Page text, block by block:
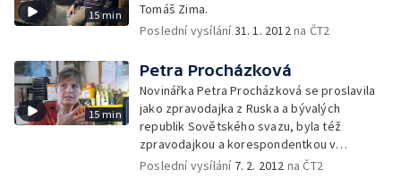
15 min
Tomáš Zima.
Poslední vysílání31. 1. 2012na ČT2
15 min
Petra Procházková
Novinářka Petra Procházková se proslavila
jako zpravodajka z Ruska a bývalých
republik Sovětského svazu, byla též
zpravodajkou a korespondentkou v
Afghánistánu.
Poslední vysílání 7. 2. 2012 na ČT2